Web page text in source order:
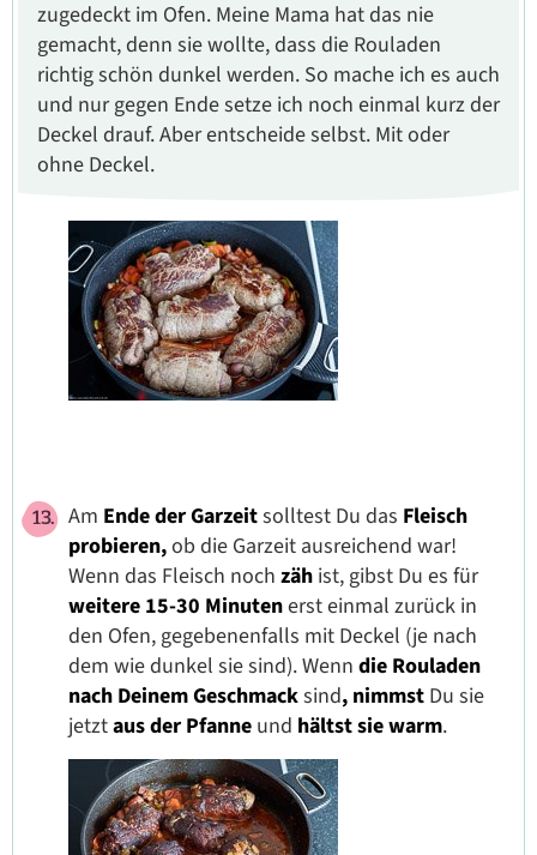
zugedeckt im Ofen. Meine Mama hat das nie
gemacht, denn sie wollte, dass die Rouladen
richtig schön dunkel werden. So mache ich es auch
und nur gegen Ende setze ich noch einmal kurz der
Deckel drauf. Aber entscheide selbst. Mit oder
ohne Deckel.
Am Ende der Garzeitsolltest Du das Fleisch
probieren,ob die Garzeit ausreichend war!
Wenn das Fleisch noch zäh ist, gibst Du es für
weitere 15-30 Minutenerst einmal zurück in
den Ofen, gegebenenfalls mit Deckel (je nach
dem wie dunkel sie sind). Wenn die Rouladen
nach Deinem Geschmacksind, nimmst Du sie
jetztaus der Pfanne und hältst sie warm.